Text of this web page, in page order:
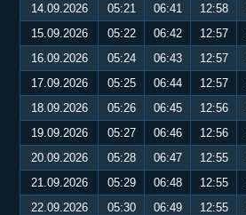
14.09.2026
05:21 06:41 12:58
15.09.2026
05:22 06:42 12:57
16.09.2026
05:24 06:43 12:57
17.09.2026
05:25 06:44 12:57
18.09.2026
05:26 06:45 12:56
19.09.2026
05:27 06:46 12:56
20.09.2026
05:28 06:47 12:55
21.09.2026
05:29 06:48 12:55
22.09.2026
05:30 06:49 12:55